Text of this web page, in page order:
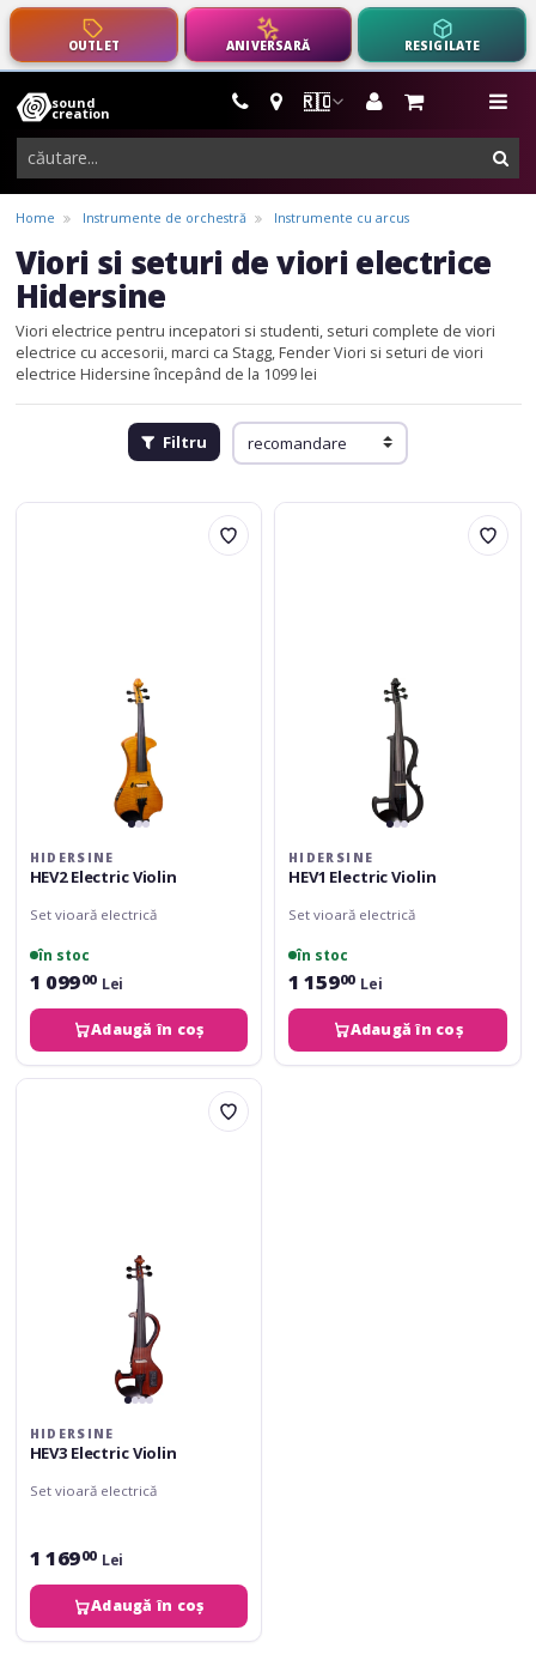
OUTLET ANIVERSARĂ RESIGILATE
🇷🇴
sound
creation
instrumente
muzicale,
echipamente
pro-
audio
Home Instrumente de orchestră Instrumente cu arcus
Viori si seturi de viori electrice
Hidersine
Viori electrice pentru incepatori si studenti, seturi complete de viori
electrice cu accesorii, marci ca Stagg, FenderViori si seturi de viori
electrice Hidersine începând de la 1099 lei
Filtru
Hidersine
HIDERSINE
HEV2 Electric Violin
Set vioară electrică
în stoc
1 09900 Lei
Adaugă în coș
Hidersine
HIDERSINE
HEV1 Electric Violin
Set vioară electrică
în stoc
1 15900 Lei
Adaugă în coș
Hidersine
HIDERSINE
HEV3 Electric Violin
Set vioară electrică
1 16900 Lei
Adaugă în coș